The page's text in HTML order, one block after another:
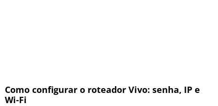
Como configurar o roteador Vivo: senha, IP e
Wi-Fi